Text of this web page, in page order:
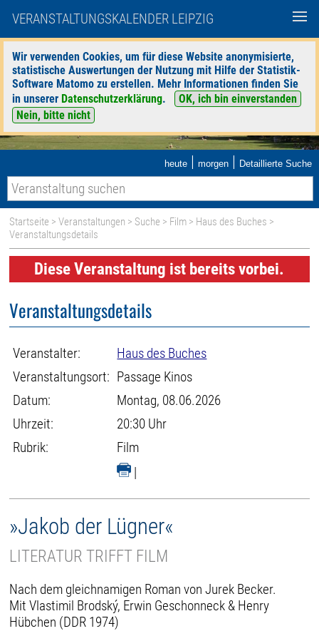
VERANSTALTUNGSKALENDER LEIPZIG
Wir verwenden Cookies, um für diese Website anonymisierte,
statistische Auswertungen der Nutzung mit Hilfe der Statistik-
Software Matomo zu erstellen. Mehr Informationen finden Sie
in unserer Datenschutzerklärung.
OK, ich bin einverstanden
Nein, bitte nicht
heute | morgen | Detaillierte Suche
Startseite >Veranstaltungen > Suche > Film > Haus des Buches >
Veranstaltungsdetails
Diese Veranstaltung ist bereits vorbei.
Veranstaltungsdetails
Veranstalter:
Haus des Buches
Veranstaltungsort: Passage Kinos
Datum:
Montag, 08.06.2026
Uhrzeit:
20:30 Uhr
Rubrik:
Film
|
»Jakob der Lügner«
LITERATUR TRIFFT FILM
Nach dem gleichnamigen Roman von Jurek Becker.
Mit Vlastimil Brodský, Erwin Geschonneck & Henry
Hübchen (DDR 1974)